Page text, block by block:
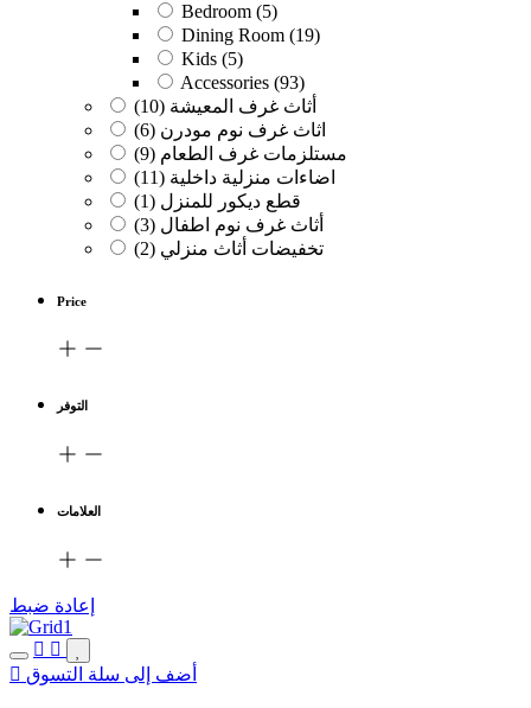
Bedroom (5)
Dining Room (19)
Kids (5)
Accessories (93)
أثاث غرف المعيشة (10)
اثاث غرف نوم مودرن (6)
مستلزمات غرف الطعام (9)
اضاءات منزلية داخلية (11)
قطع ديكور للمنزل (1)
أثاث غرف نوم اطفال (3)
تخفيضات أثاث منزلي (2)
Price
التوفر
العلامات
إعادة ضبط
أضف إلى سلة التسوق